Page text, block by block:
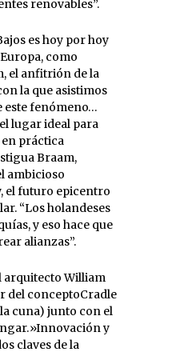
renovables”.
es hoy por hoy
como
el anfitrión de la
la que asistimos
este fenómeno…
lugar ideal para
práctica
Braam,
ambicioso
el futuro epicentro
“Los holandeses
y eso hace que
alianzas”.
arquitecto William
del conceptoCradle
cuna) junto con el
y
claves de la